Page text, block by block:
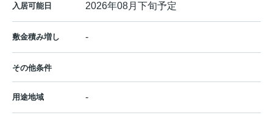
入居可能日 2026年08月下旬予定
敷金積み増し -
その他条件
用途地域 -